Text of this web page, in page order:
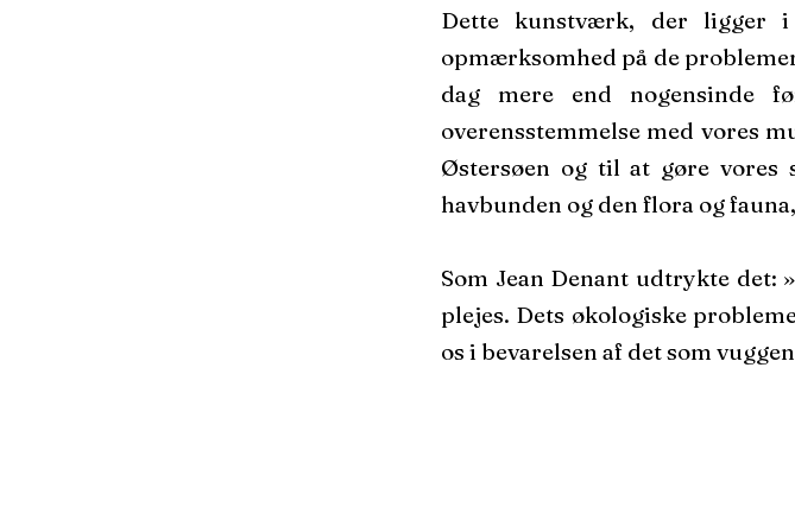
Dette kunstværk, der ligger
opmærksomhed på de
dag mere end nogensinde
overensstemmelse med vores
Østersøen og til at gøre vores
havbunden og den flora og
Som Jean Denant udtrykte det:
plejes. Dets økologiske
os i bevarelsen af det som